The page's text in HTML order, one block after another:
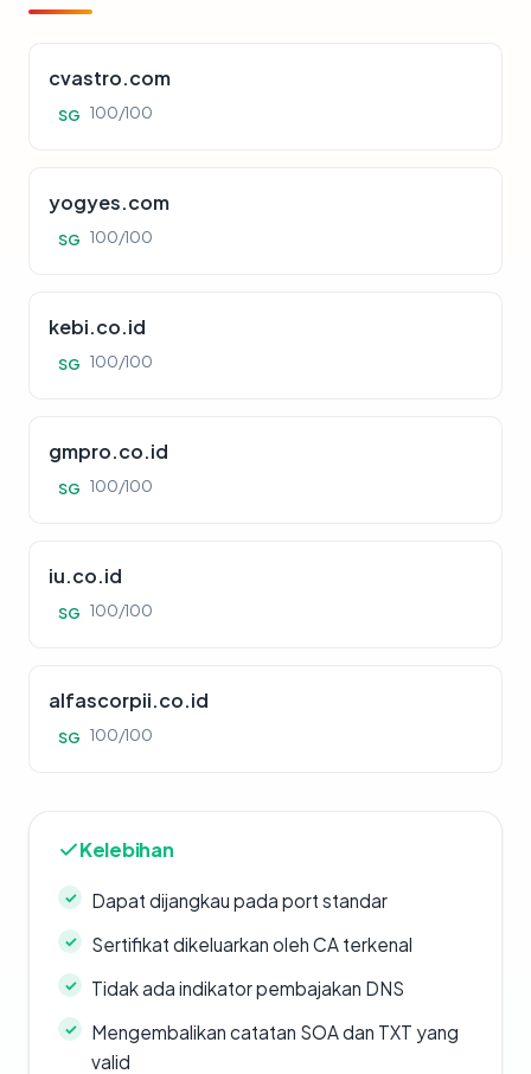
cvastro.com
SG 100/100
yogyes.com
SG 100/100
kebi.co.id
SG 100/100
gmpro.co.id
SG 100/100
iu.co.id
SG 100/100
alfascorpii.co.id
SG 100/100
Kelebihan
Dapat dijangkau pada port standar
Sertifikat dikeluarkan oleh CA terkenal
Tidak ada indikator pembajakan DNS
Mengembalikan catatan SOA dan TXT yang
valid